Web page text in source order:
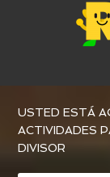
USTED ESTÁ
ACTIVIDADES
DIVISOR